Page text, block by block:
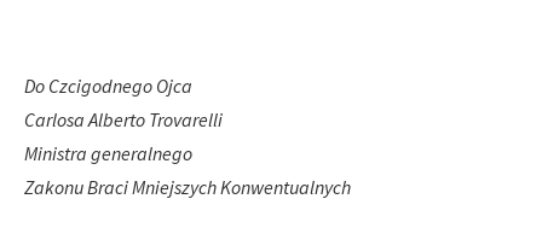
Do Czcigodnego Ojca
Carlosa Alberto Trovarelli
Ministra generalnego
Zakonu Braci Mniejszych Konwentualnych